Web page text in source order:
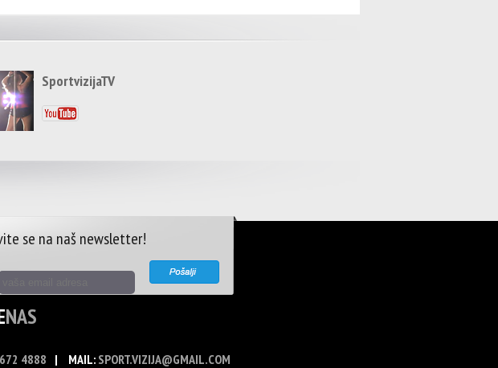
SportvizijaTV
se na naš newsletter!
NAS
4888 | MAIL: SPORT.VIZIJA@GMAIL.COM